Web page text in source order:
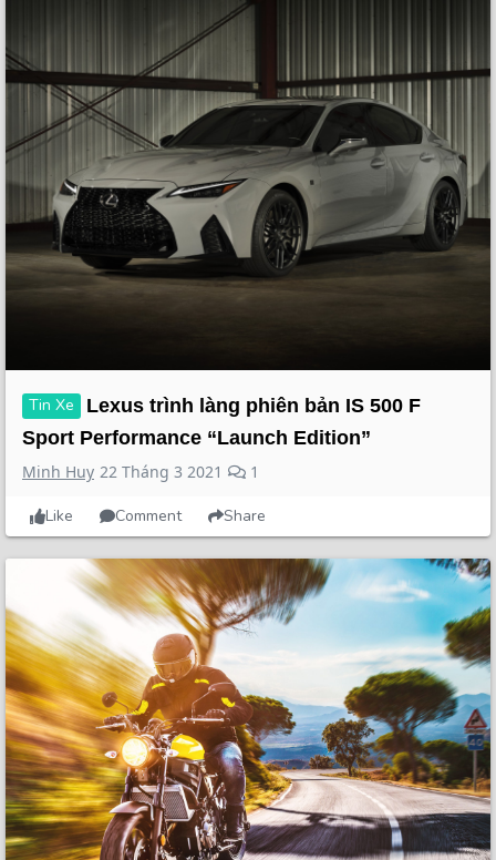
Tin Xe
Lexus trình làng phiên bản IS 500 F
Sport Performance “Launch Edition”
Minh Huy 22 Tháng 3 2021 1
Like Comment Share